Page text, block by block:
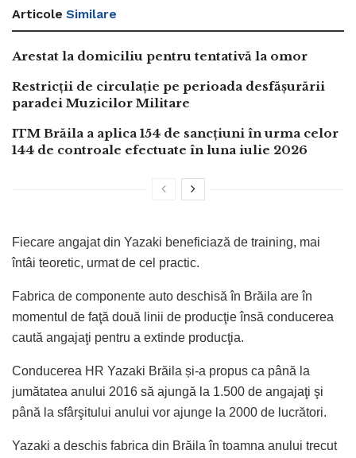
Articole Similare
Arestat la domiciliu pentru tentativă la omor
Restricții de circulație pe perioada desfășurării
paradei Muzicilor Militare
ITM Brăila a aplica 154 de sancțiuni în urma celor
144 de controale efectuate în luna iulie 2026
Fiecare angajat din Yazaki beneficiază de training, mai
întâi teoretic, urmat de cel practic.
Fabrica de componente auto deschisă în Brăila are în
momentul de faţă două linii de producţie însă conducerea
caută angajaţi pentru a extinde producţia.
Conducerea HR Yazaki Brăila și-a propus ca până la
jumătatea anului 2016 să ajungă la 1.500 de angajaţi şi
până la sfârşitului anului vor ajunge la 2000 de lucrători.
Yazaki a deschis fabrica din Brăila în toamna anului trecut